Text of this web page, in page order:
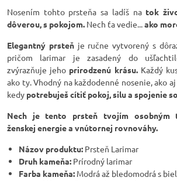
Nosením tohto prsteňa sa ladíš na tok
dôverou, s pokojom. Nech ťa vedie...ako
Elegantný prsteňje ručne vytvorený s
pričom larimar je zasadený do
zvýrazňuje jeho prirodzenú krásu.Každý
ako ty. Vhodný na každodenné nosenie, ako
kedy potrebuješ cítiť pokoj, silu a spojenie
Nech je tento prsteň tvojím osobným
ženskej energie a vnútornej rovnováhy.
Názov produktu: Prsteň Larimar
Druh kameňa: Prírodný larimar
Farba kameňa: Modrá až bledomodrá s